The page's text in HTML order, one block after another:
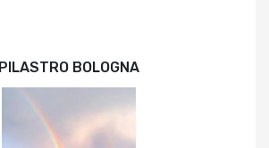
PILASTRO BOLOGNA